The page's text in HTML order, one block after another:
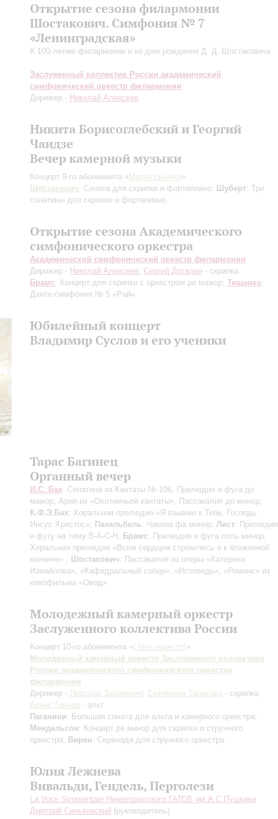
Открытие сезона филармонии
Шостакович. Симфония № 7
«Ленинградская»
К 100-летию филармонии и ко дню рождения Д. Д. Шостаковича
Заслуженный коллектив России академический
симфонический оркестр филармонии
Дирижер - Николай Алексеев
Никита Борисоглебский и Георгий
Чаидзе
Вечер камерной музыки
Концерт 9-го абонемента « Магия смычка»
Шостакович : Соната для скрипки и фортепиано; Шуберт: Три
сонатины для скрипки и фортепиано
Открытие сезона Академического
симфонического оркестра
Академический симфонический оркестр филармонии
Дирижер - Николай Алексеев; Сергей Догадин - скрипка
Брамс: Концерт для скрипки с оркестром ре мажор; Тищенко:
Данте-симфония № 5 «Рай»
Юбилейный концерт
Владимир Суслов и его ученики
Тарас Багинец
Органный вечер
И.С. Бах: Сонатина из Кантаты № 106, Прелюдия и фуга до
мажор, Ария из «Охотничьей кантаты», Пассакалия до минор;
К.Ф.Э.Бах: Хоральная прелюдия «Я взываю к Тебе, Господь
Иисус Христос»; Пахельбель: Чакона фа минор; Лист: Прелюдия
и фугу на тему В-А-С-Н; Брамс: Прелюдия и фуга соль минор,
Хоральная прелюдия «Всем сердцем стремлюсь я к блаженной
кончине» ; Шостакович: Пассакалия из оперы «Катерина
Измайлова», «Кафедральный собор», «Исповедь», «Романс» из
кинофильма «Овод»
Молодежный камерный оркестр
Заслуженного коллектива России
Концерт 10-го абонемента « I love оркестр! »
Молодежный камерный оркестр Заслуженного коллектива
России академического симфонического оркестра
филармонии
Дирижер - Ярослав Забояркин; Екатерина Тарасова - скрипка;
Денис Гончар - альт
Паганини: Большая соната для альта и камерного оркестра;
Мендельсон: Концерт ре минор для скрипки и струнного
оркестра; Вирен: Серенада для струнного оркестра
Юлия Лежнева
Вивальди, Гендель, Перголези
La Voce Strumentale Нижегородского ГАТОБ им.А.С.Пушкина
Дмитрий Синьковский (руководитель)